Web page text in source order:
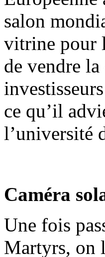
salon
vitrine pour
de vendre
ce qu’il
l’université
Caméra
Une fois
Martyrs, on